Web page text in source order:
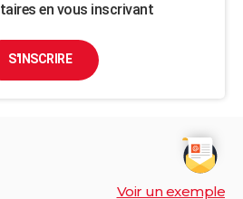
en vous inscrivant
S'INSCRIRE
Voir un exemple